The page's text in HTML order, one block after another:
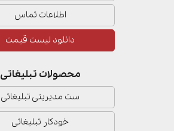
اطلاعات تماس
دانلود لیست قیمت
محصولات تبلیغاتی
ست مدیریتی تبلیغاتی
خودکار تبلیغاتی